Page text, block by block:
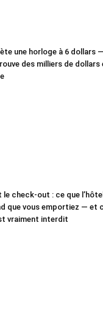
une horloge à 6 dollars —
des milliers de dollars
le check-out : ce que l’hôtel
que vous emportiez — et
vraiment interdit